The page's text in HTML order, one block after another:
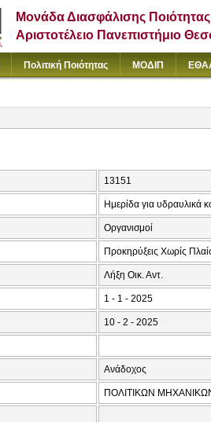
Μονάδα Διασφάλισης Ποιότητας
Αριστοτέλειο Πανεπιστήμιο
Πολιτική Ποιότητας ΜΟΔΙΠ
13151
Ημερίδα για υδραυλικά
Οργανισμοί
Προκηρύξεις Χωρίς
Λήξη Οικ. Αντ.
1 - 1 - 2025
10 - 2 - 2025
Ανάδοχος
ΠΟΛΙΤΙΚΩΝ